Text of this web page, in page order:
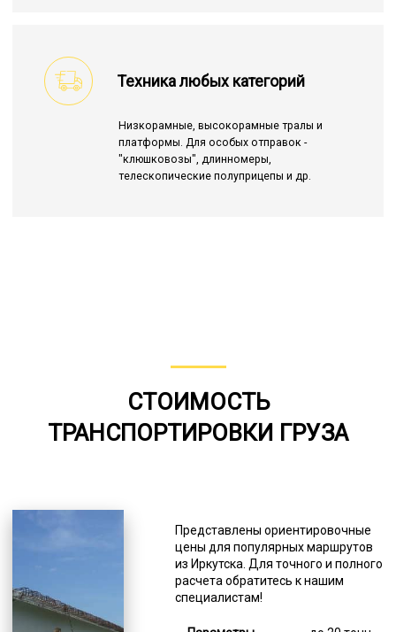
Техника любых категорий
Низкорамные, высокорамные тралы и
платформы. Для особых отправок -
"клюшковозы", длинномеры,
телескопические полуприцепы и др.
СТОИМОСТЬ
ТРАНСПОРТИРОВКИ ГРУЗА
Представлены ориентировочные
цены для популярных маршрутов
из Иркутска. Для точного и полного
расчета обратитесь к нашим
специалистам!